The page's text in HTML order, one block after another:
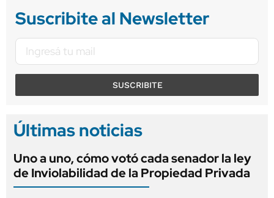
Suscribite al Newsletter
SUSCRIBITE
Últimas noticias
Uno a uno, cómo votó cada senador la ley
de Inviolabilidad de la Propiedad Privada